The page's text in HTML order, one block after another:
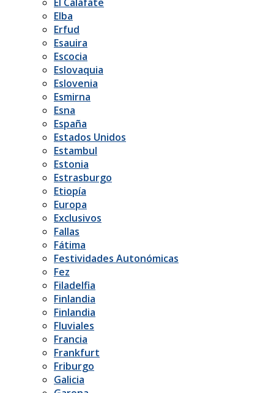
Elba
Erfud
Esauira
Escocia
Eslovaquia
Eslovenia
Esmirna
Esna
España
Estados Unidos
Estambul
Estonia
Estrasburgo
Etiopía
Europa
Exclusivos
Fallas
Fátima
Festividades Autonómicas
Fez
Filadelfia
Finlandia
Finlandia
Fluviales
Francia
Frankfurt
Friburgo
Galicia